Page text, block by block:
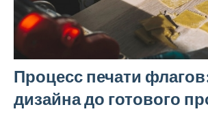
Процесс печати
дизайна до готового